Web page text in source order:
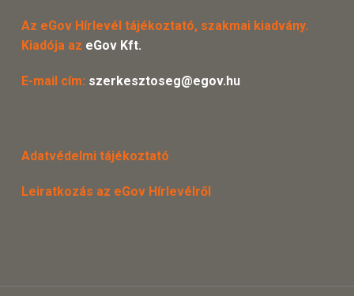
Az eGov Hírlevél tájékoztató, szakmai kiadvány.
Kiadója az eGov Kft.
E-mail cím: szerkesztoseg@egov.hu
Adatvédelmi tájékoztató
Leiratkozás az eGov Hírlevélről